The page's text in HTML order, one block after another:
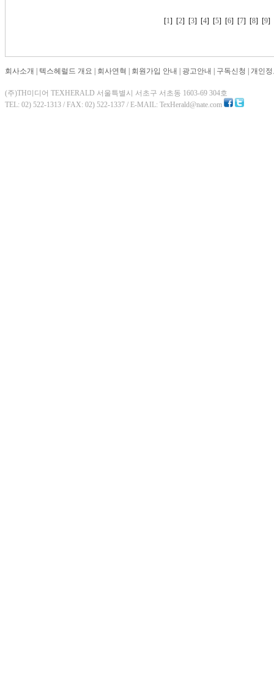
[1] [2] [3] [4] [5] [6] [7] [8] [9]
회사소개 텍스헤럴드 개요 회사연혁 회원가입 안내 광고안내 구독신청 개인
(주)TH미디어 TEXHERALD 서울특별시 서초구 서초동 1603-69 304호
TEL: 02) 522-1313 / FAX: 02) 522-1337 / E-MAIL: TexHerald@nate.com